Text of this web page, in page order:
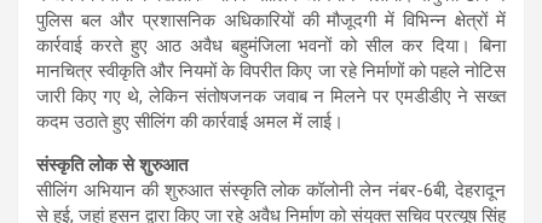
p
p
o
k
m
पुलिस बल और प्रशासनिक अधिकारियों की मौजूदगी में विभिन्न क्षेत्रों में
कार्रवाई करते हुए आठ अवैध बहुमंजिला भवनों को सील कर दिया। बिना
मानचित्र स्वीकृति और नियमों के विपरीत किए जा रहे निर्माणों को पहले नोटिस
जारी किए गए थे, लेकिन संतोषजनक जवाब न मिलने पर एमडीडीए ने सख्त
कदम उठाते हुए सीलिंग की कार्रवाई अमल में लाई।
संस्कृति लोक से शुरुआत
सीलिंग अभियान की शुरुआत संस्कृति लोक कॉलोनी लेन नंबर-6बी, देहरादून
से हुई, जहां हसन द्वारा किए जा रहे अवैध निर्माण को संयुक्त सचिव प्रत्यूष सिंह